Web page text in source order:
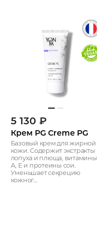
5 130 ₽
Крем PG Creme PG
Базовый крем для жирной
кожи. Содержит экстракты
лопуха и плюща, витамины
А, E и протеины сои.
Уменьшает секрецию
кожног...